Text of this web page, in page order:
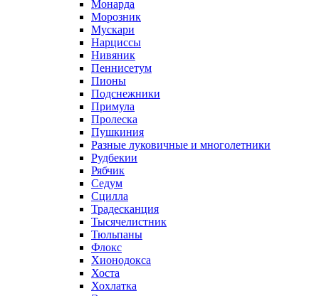
Монарда
Морозник
Мускари
Нарциссы
Нивяник
Пеннисетум
Пионы
Подснежники
Примула
Пролеска
Пушкиния
Разные луковичные и многолетники
Рудбекии
Рябчик
Седум
Сцилла
Традесканция
Тысячелистник
Тюльпаны
Флокс
Хионодокса
Хоста
Хохлатка